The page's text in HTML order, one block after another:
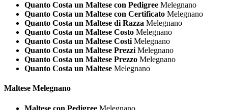
Quanto Costa un Maltese con Pedigree Melegnano
Quanto Costa un Maltese con Certificato Melegnano
Quanto Costa un Maltese di Razza Melegnano
Quanto Costa un Maltese Costo Melegnano
Quanto Costa un Maltese Costi Melegnano
Quanto Costa un Maltese Prezzi Melegnano
Quanto Costa un Maltese Prezzo Melegnano
Quanto Costa un Maltese Melegnano
Maltese Melegnano
Maltese con Pedigree Melegnano